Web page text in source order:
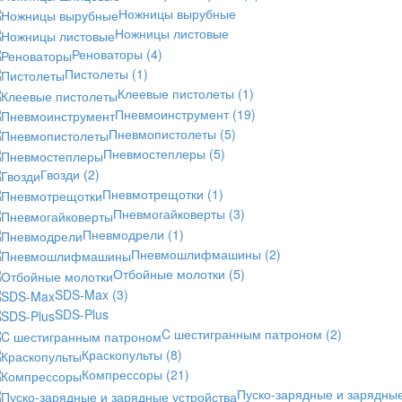
Ножницы вырубные
Ножницы листовые
Реноваторы (4)
Пистолеты (1)
Клеевые пистолеты (1)
Пневмоинструмент (19)
Пневмопистолеты (5)
Пневмостеплеры (5)
Гвозди (2)
Пневмотрещотки (1)
Пневмогайковерты (3)
Пневмодрели (1)
Пневмошлифмашины (2)
Отбойные молотки (5)
SDS-Max (3)
SDS-Plus
C шестигранным патроном (2)
Краскопульты (8)
Компрессоры (21)
Пуско-зарядные и